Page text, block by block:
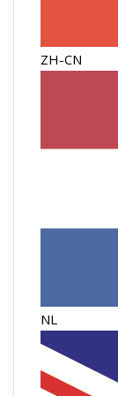
ZH-CN
NL